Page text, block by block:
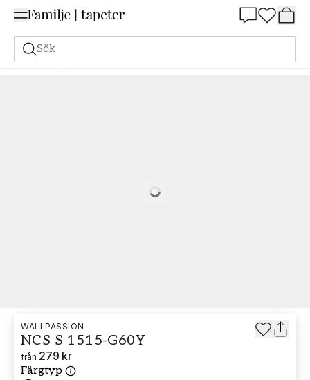
Sök
Målarfärg Beställ utifrån NCS Beställ utifrån NCS 1515-G60Y
Loading…
WALLPASSION
NCS S 1515-G60Y
från 279 kr
Färgtyp